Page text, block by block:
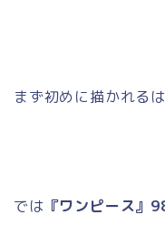
まず初めに描かれる
では 『ワンピース』